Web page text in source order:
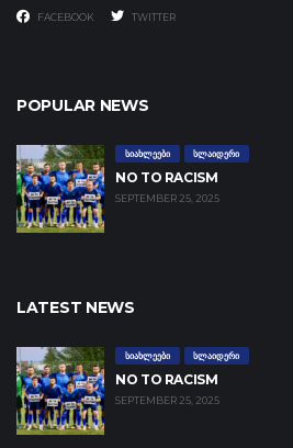
FACEBOOK TWITTER
POPULAR NEWS
ᲡᲘᲐᲮᲚᲔᲔᲑᲘ ᲡᲚᲐᲘᲓᲔᲠᲘ
NO TO RACISM
SEPTEMBER 25, 2025
LATEST NEWS
ᲡᲘᲐᲮᲚᲔᲔᲑᲘ ᲡᲚᲐᲘᲓᲔᲠᲘ
NO TO RACISM
SEPTEMBER 25, 2025